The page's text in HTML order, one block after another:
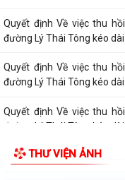
Quyết định Về việc thu
đường Lý Thái Tông kéo dài
Quyết định Về việc thu
đường Lý Thái Tông kéo dài
Quyết định Về việc thu
đường Lý Thái Tông kéo dài
Quyết định Về việc thu
THƯ VIỆN ẢNH